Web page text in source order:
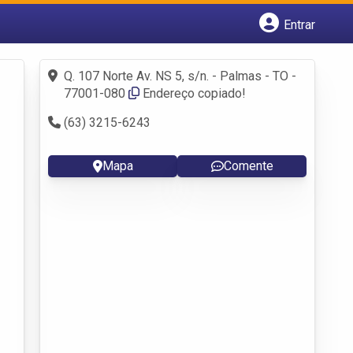
Entrar
Fazer login
Criar conta
Q. 107 Norte Av. NS 5, s/n. - Palmas - TO -
77001-080
Endereço copiado!
(63) 3215-6243
Mapa Comente